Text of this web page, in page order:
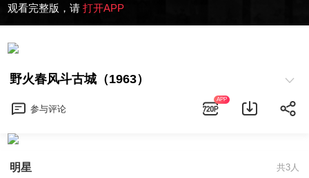
观看完整版，请 打开APP
野火春风斗古城（1963）
参与评论
APP
明星 共3人